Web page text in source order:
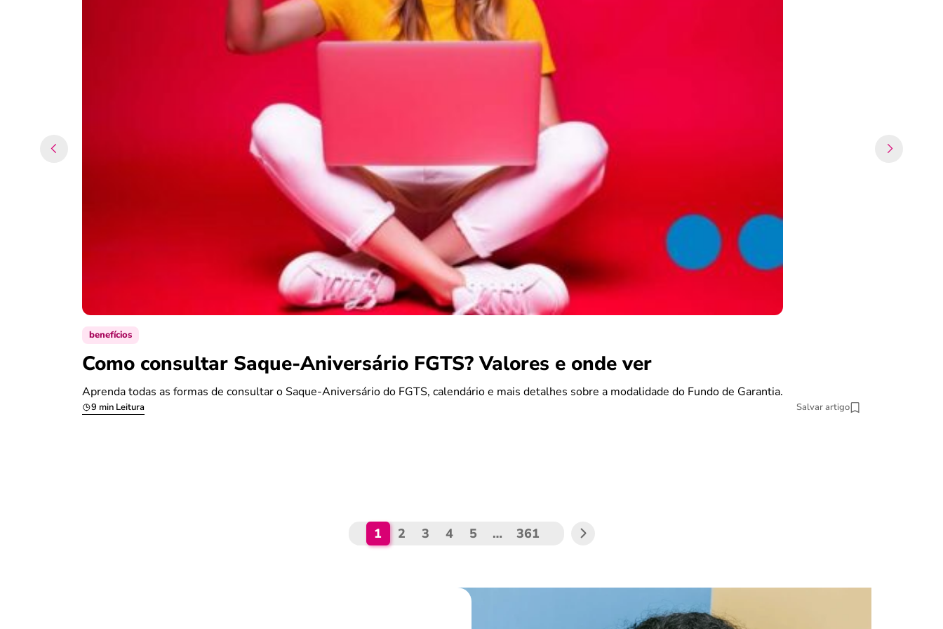
benefícios
Como consultar Saque-Aniversário FGTS? Valores e onde ver
Aprenda todas as formas de consultar o Saque-Aniversário do FGTS, calendário e mais detalhes sobre a modalidade do Fundo de Garantia.
9 min Leitura Salvar artigo
1 2 3 4 5 … 361